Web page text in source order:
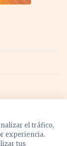
el tráfico,
experiencia.
tus